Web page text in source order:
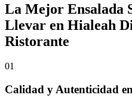
La Mejor Ensalada
Llevar en Hialeah
Ristorante
01
Calidad y Autenticidad